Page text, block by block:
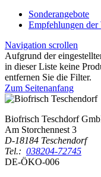
Sonderangebote
Empfehlungen der
Navigation scrollen
Aufgrund der
in dieser Liste keine
entfernen Sie die Filter.
Zum Seitenanfang
Biofrisch Teschdorf
Am Storchennest 3
D-18184 Teschendorf
Tel.: 038204-72745
DE-ÖKO-006